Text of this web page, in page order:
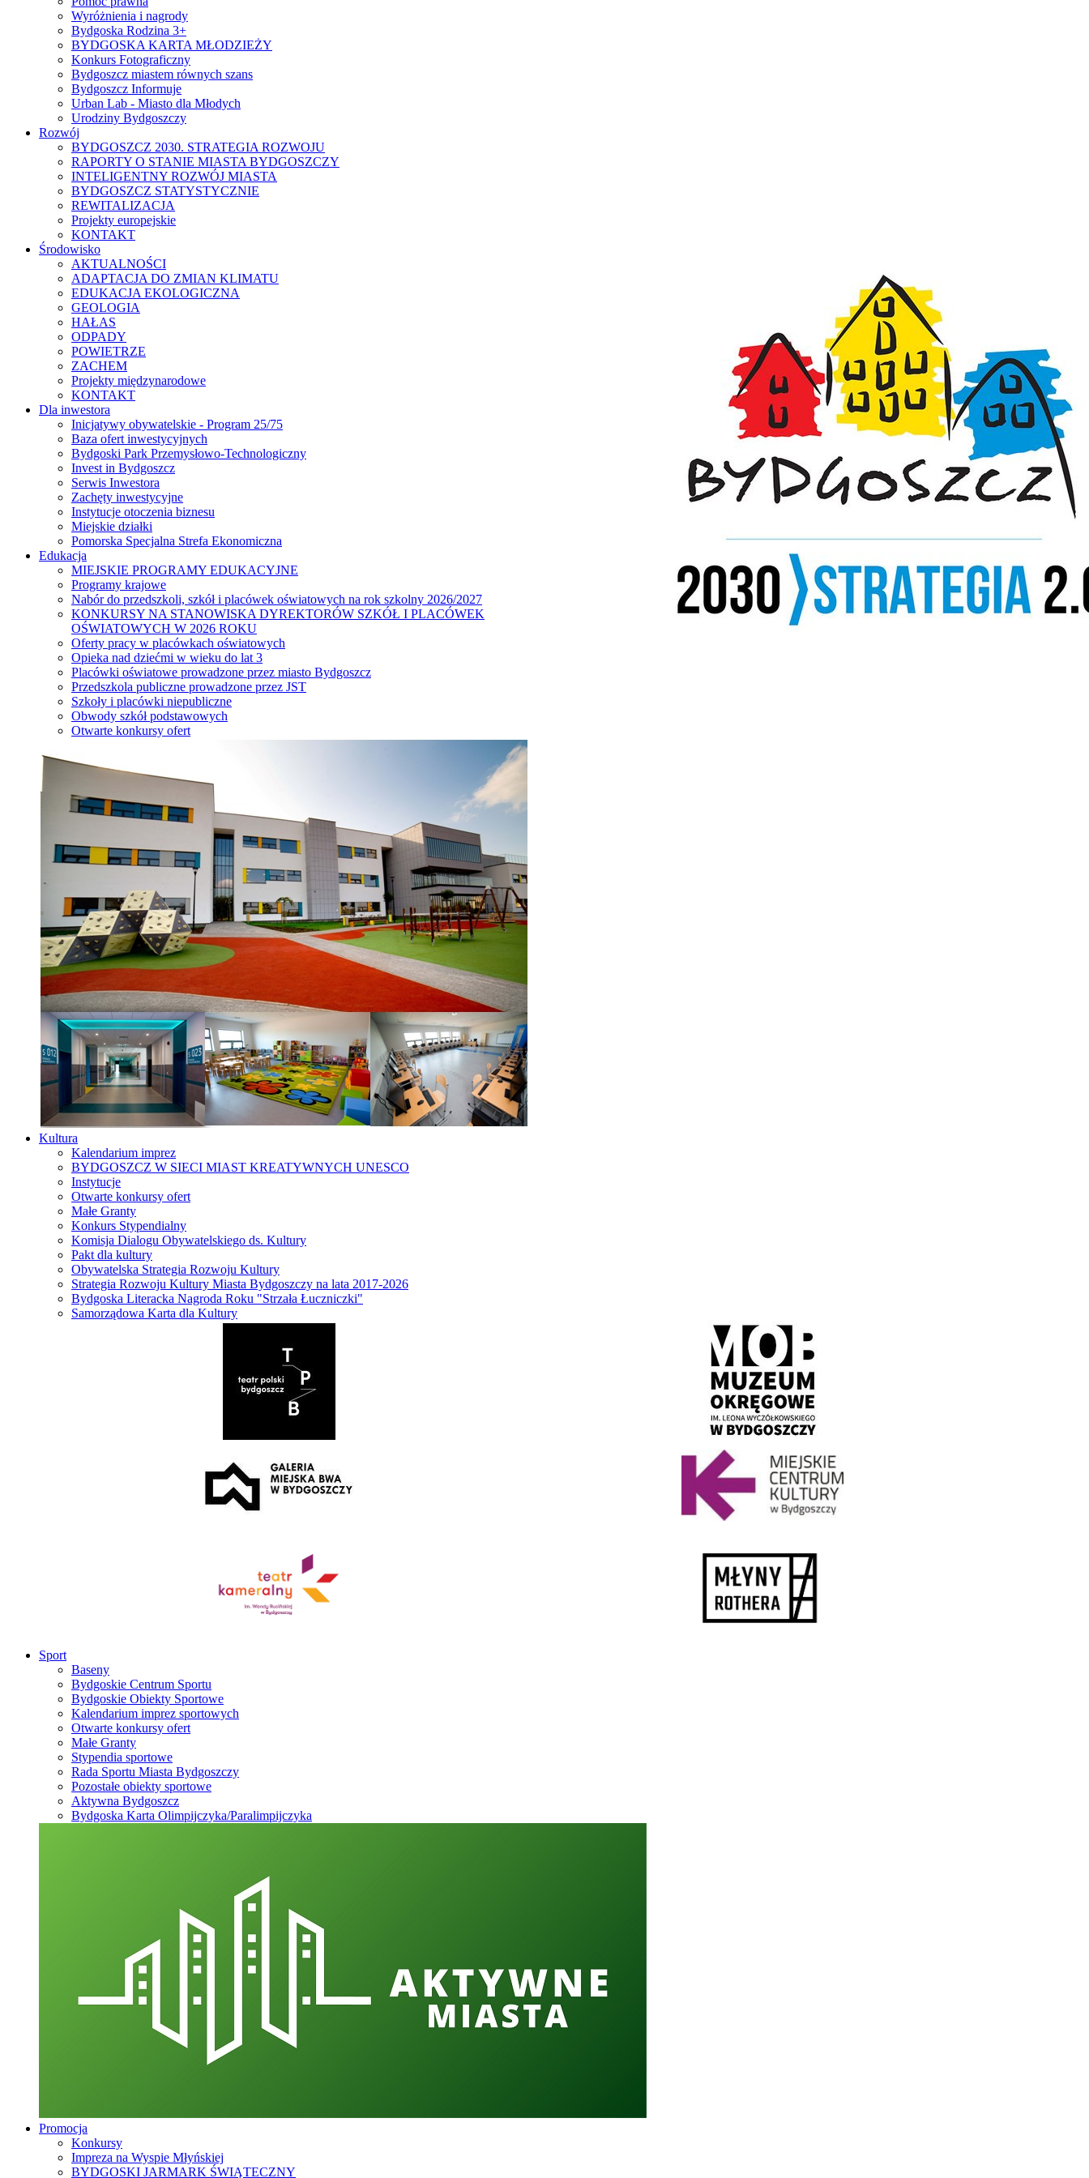
Wyróżnienia i nagrody
Bydgoska Rodzina 3+
BYDGOSKA KARTA MŁODZIEŻY
Konkurs Fotograficzny
Bydgoszcz miastem równych szans
Bydgoszcz Informuje
Urban Lab - Miasto dla Młodych
Urodziny Bydgoszczy
Rozwój
BYDGOSZCZ 2030. STRATEGIA ROZWOJU
RAPORTY O STANIE MIASTA BYDGOSZCZY
INTELIGENTNY ROZWÓJ MIASTA
BYDGOSZCZ STATYSTYCZNIE
REWITALIZACJA
Projekty europejskie
KONTAKT
Środowisko
AKTUALNOŚCI
ADAPTACJA DO ZMIAN KLIMATU
EDUKACJA EKOLOGICZNA
GEOLOGIA
HAŁAS
ODPADY
POWIETRZE
ZACHEM
Projekty międzynarodowe
KONTAKT
Dla inwestora
Inicjatywy obywatelskie - Program 25/75
Baza ofert inwestycyjnych
Bydgoski Park Przemysłowo-Technologiczny
Invest in Bydgoszcz
Serwis Inwestora
Zachęty inwestycyjne
Instytucje otoczenia biznesu
Miejskie działki
Pomorska Specjalna Strefa Ekonomiczna
Edukacja
MIEJSKIE PROGRAMY EDUKACYJNE
Programy krajowe
Nabór do przedszkoli, szkół i placówek oświatowych na rok szkolny 2026/2027
KONKURSY NA STANOWISKA DYREKTORÓW SZKÓŁ I PLACÓWEK
OŚWIATOWYCH W 2026 ROKU
Oferty pracy w placówkach oświatowych
Opieka nad dziećmi w wieku do lat 3
Placówki oświatowe prowadzone przez miasto Bydgoszcz
Przedszkola publiczne prowadzone przez JST
Szkoły i placówki niepubliczne
Obwody szkół podstawowych
Otwarte konkursy ofert
Kultura
Kalendarium imprez
BYDGOSZCZ W SIECI MIAST KREATYWNYCH UNESCO
Instytucje
Otwarte konkursy ofert
Małe Granty
Konkurs Stypendialny
Komisja Dialogu Obywatelskiego ds. Kultury
Pakt dla kultury
Obywatelska Strategia Rozwoju Kultury
Strategia Rozwoju Kultury Miasta Bydgoszczy na lata 2017-2026
Bydgoska Literacka Nagroda Roku "Strzała Łuczniczki"
Samorządowa Karta dla Kultury
Sport
Baseny
Bydgoskie Centrum Sportu
Bydgoskie Obiekty Sportowe
Kalendarium imprez sportowych
Otwarte konkursy ofert
Małe Granty
Stypendia sportowe
Rada Sportu Miasta Bydgoszczy
Pozostałe obiekty sportowe
Aktywna Bydgoszcz
Bydgoska Karta Olimpijczyka/Paralimpijczyka
Promocja
Konkursy
Impreza na Wyspie Młyńskiej
BYDGOSKI JARMARK ŚWIĄTECZNY